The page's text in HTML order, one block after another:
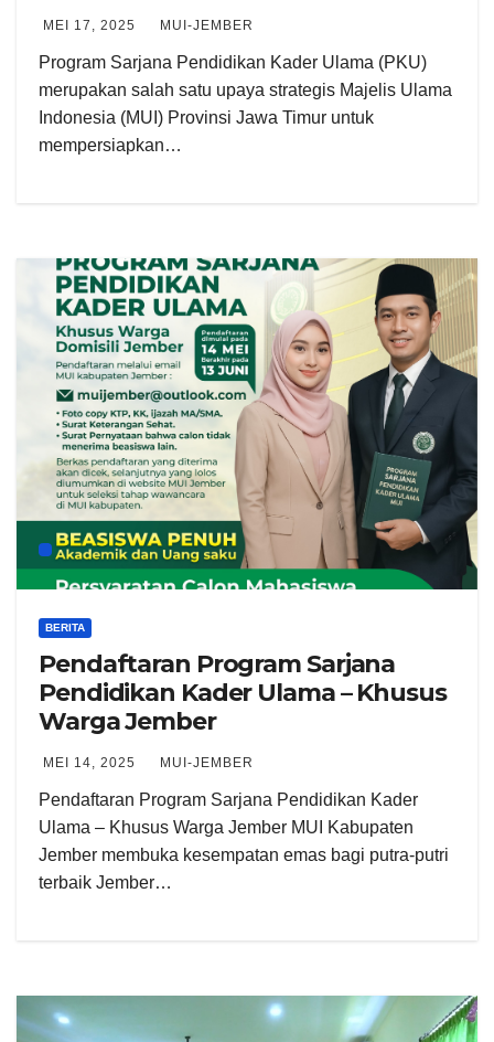
MEI 17, 2025 MUI-JEMBER
Program Sarjana Pendidikan Kader Ulama (PKU)
merupakan salah satu upaya strategis Majelis Ulama
Indonesia (MUI) Provinsi Jawa Timur untuk
mempersiapkan…
BERITA
Pendaftaran Program Sarjana
Pendidikan Kader Ulama – Khusus
Warga Jember
MEI 14, 2025 MUI-JEMBER
Pendaftaran Program Sarjana Pendidikan Kader
Ulama – Khusus Warga Jember MUI Kabupaten
Jember membuka kesempatan emas bagi putra-putri
terbaik Jember…